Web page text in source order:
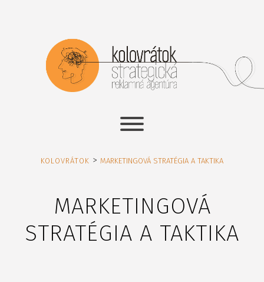
KOLOVRÁTOK > MARKETINGOVÁ STRATÉGIA A TAKTIKA
MARKETINGOVÁ
STRATÉGIA A TAKTIKA